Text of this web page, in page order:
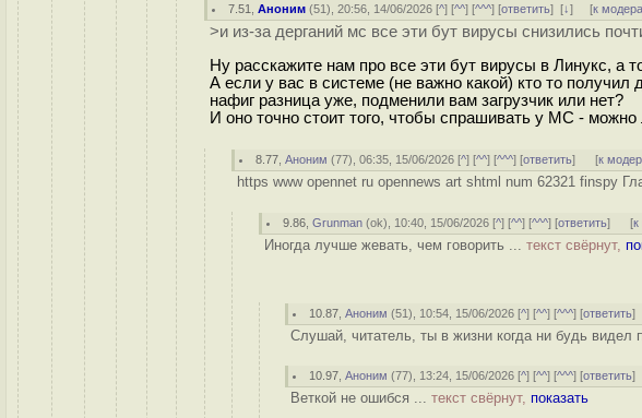
7.51 ,Аноним (51), 20:56, 14/06/2026 [^] [^^] [^^^] [ответить][↓] [к
>и из-за дерганий мс все эти бут вирусы снизились
Ну расскажите нам про все эти бут вирусы в Линукс, а
А если у вас в системе (не важно какой) кто то
нафиг разница уже, подменили вам загрузчик или нет?
И оно точно стоит того, чтобы спрашивать у МС - можно
8.77 ,Аноним (77), 06:35, 15/06/2026 [^] [^^] [^^^] [ответить] [к
https www opennet ru opennews art shtml num 62321 finspy
9.86 ,Grunman (ok), 10:40, 15/06/2026 [^] [^^] [^^^] [ответить] [к
Иногда лучше жевать, чем говорить ... текст свёрнут,
10.87 ,Аноним (51), 10:54, 15/06/2026 [^] [^^] [^^^] [ответить]
Слушай, читатель, ты в жизни когда ни будь видел
10.97 ,Аноним (77), 13:24, 15/06/2026 [^] [^^] [^^^] [ответить]
Веткой не ошибся ... текст свёрнут, показать